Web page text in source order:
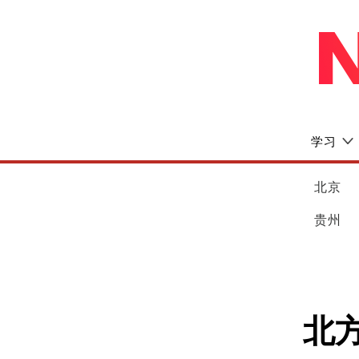
学习
北京
贵州
北